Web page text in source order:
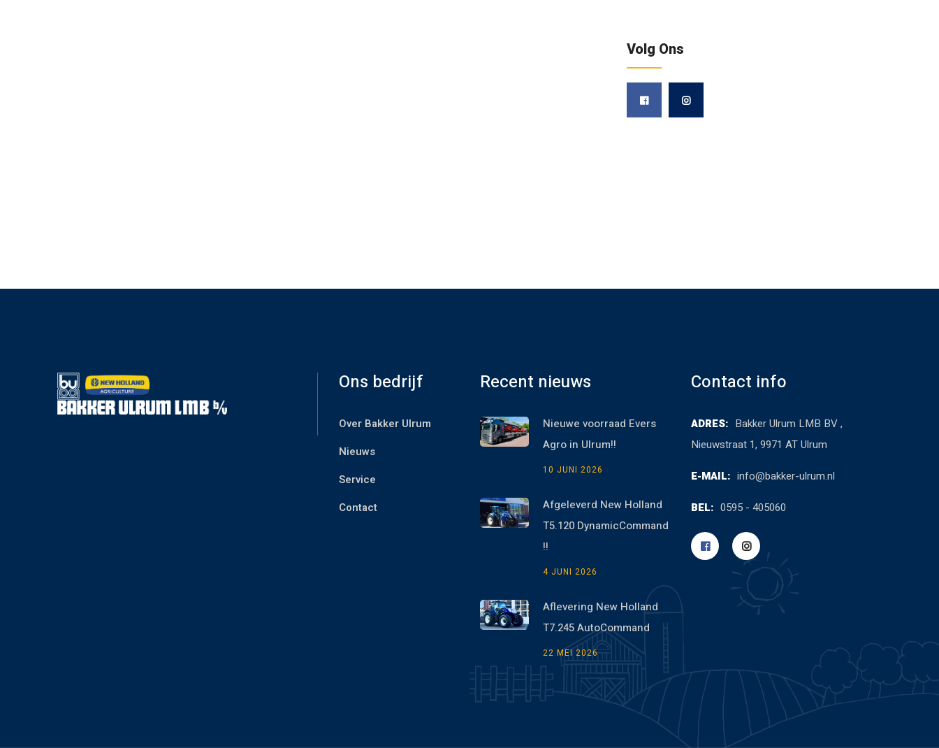
Volg Ons
Ons bedrijf
Over Bakker Ulrum
Nieuws
Service
Contact
Recent nieuws
Nieuwe voorraad Evers
Agro in Ulrum!!
10 JUNI 2026
Afgeleverd New Holland
T5.120 DynamicCommand
!!
4 JUNI 2026
Aflevering New Holland
T7.245 AutoCommand
22 MEI 2026
Contact info
ADRES: Bakker Ulrum LMB BV ,
Nieuwstraat 1, 9971 AT Ulrum
E-MAIL: info@bakker-ulrum.nl
BEL: 0595 - 405060